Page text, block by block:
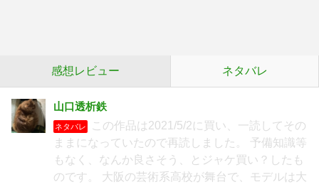
感想レビュー ネタバレ
山口透析鉄
ネタバレ
この作品は2021/5/2に買い、一読してその
ままになっていたので再読しました。 予備知識等
もなく、なんか良さそう、とジャケ買い？したも
のです。 大阪の芸術系高校が舞台で、モデルは大